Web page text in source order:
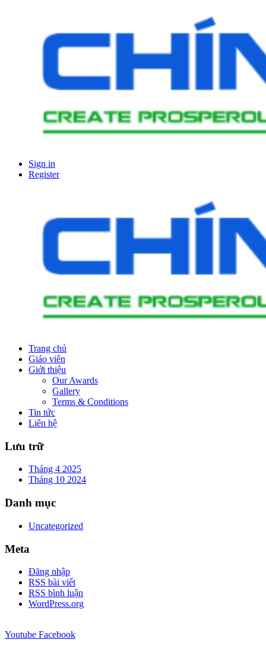
Sign in
Register
Trang chủ
Giáo viên
Giới thiệu
Our Awards
Gallery
Terms & Conditions
Tin tức
Liên hệ
Lưu trữ
Tháng 4 2025
Tháng 10 2024
Danh mục
Uncategorized
Meta
Đăng nhập
RSS bài viết
RSS bình luận
WordPress.org
Youtube Facebook